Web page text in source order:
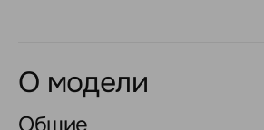
О модели